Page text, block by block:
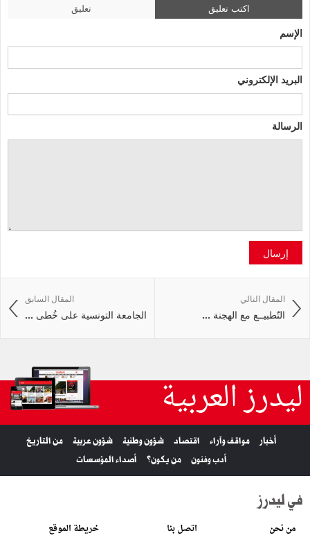
اكتب تعليق تعليق
الإسم
البريد الإلكتروني
الرسالة
إرسال
المقال السابق
الجامعة التونسية على خُطى ...
المقال التالي
التّطبيــع مع الهجنة ...
ليدرز العربية
أخبار مواقف وآراء اقتصاد شؤون وطنية شؤون عربية
من التاريخ
أدب وفنون
من يكون؟ أصداء المؤسسات
في ليدرز
من نحن اتصل بنا خريطة الموقع